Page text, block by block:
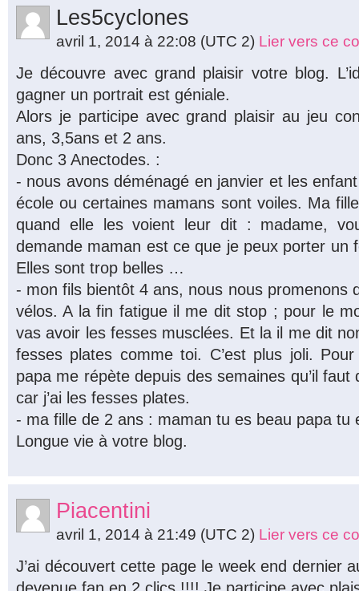
Les5cyclones
avril 1, 2014 à 22:08 (UTC 2) Lier vers ce
Je découvre avec grand plaisir votre blog.
gagner un portrait est géniale.
Alors je participe avec grand plaisir au jeu
ans, 3,5ans et 2 ans.
Donc 3 Anectodes. :
- nous avons déménagé en janvier et les
école ou certaines mamans sont voiles. Ma
quand elle les voient leur dit : madame,
demande maman est ce que je peux porter un
Elles sont trop belles …
- mon fils bientôt 4 ans, nous nous promenons
vélos. A la fin fatigue il me dit stop ; pour le
vas avoir les fesses musclées. Et la il me dit
fesses plates comme toi. C’est plus joli.
papa me répète depuis des semaines qu’il
car j’ai les fesses plates.
- ma fille de 2 ans : maman tu es beau papa tu
Longue vie à votre blog.
Piacentini
avril 1, 2014 à 21:49 (UTC 2) Lier vers ce
J’ai découvert cette page le week end dernier
devenue fan en 2 clics !!!! Je participe avec